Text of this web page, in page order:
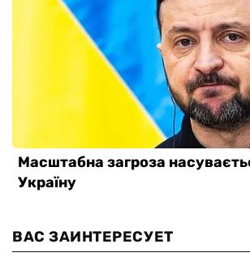
ВАС ЗАИНТЕРЕСУЕТ